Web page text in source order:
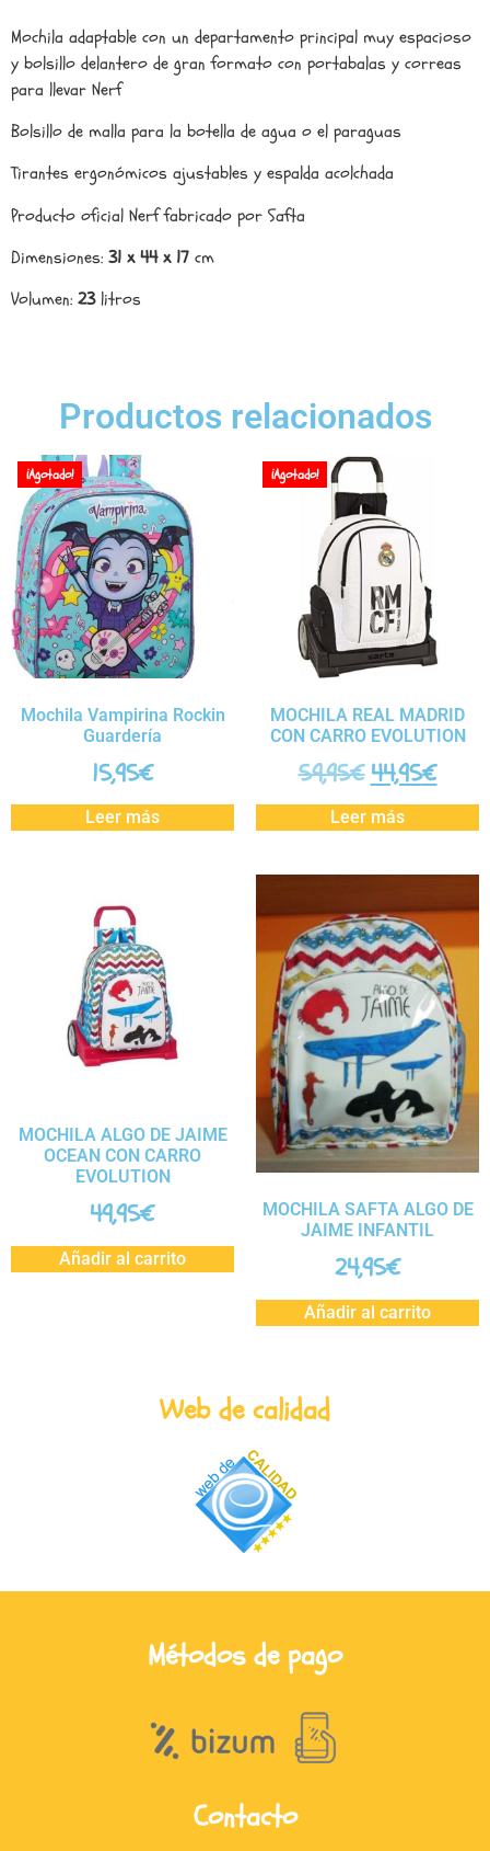
Mochila adaptable con un departamento principal muy espacioso
y bolsillo delantero de gran formato con portabalas y correas
para llevar Nerf
Bolsillo de malla para la botella de agua o el paraguas
Tirantes ergonómicos ajustables y espalda acolchada
Producto oficial Nerf fabricado por Safta
Dimensiones: 31 x 44 x 17 cm
Volumen: 23litros
Productos relacionados
¡Agotado!
Mochila Vampirina Rockin
Guardería
15,95€
Leer más
¡Agotado!
MOCHILA REAL MADRID
CON CARRO EVOLUTION
59,95€ 44,95€
Leer más
MOCHILA ALGO DE JAIME
OCEAN CON CARRO
EVOLUTION
49,95€
Añadir al carrito
MOCHILA SAFTA ALGO DE
JAIME INFANTIL
24,95€
Añadir al carrito
Web de calidad
Métodos de pago
Contacto